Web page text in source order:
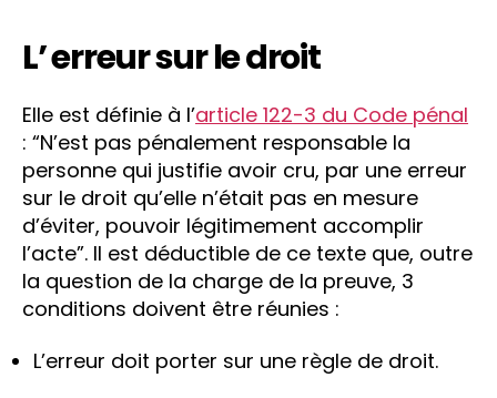
L’ erreur sur le droit
Elle est définie à l’article 122-3 du Code pénal
: “N’est pas pénalement responsable la
personne qui justifie avoir cru, par une erreur
sur le droit qu’elle n’était pas en mesure
d’éviter, pouvoir légitimement accomplir
l’acte”. Il est déductible de ce texte que, outre
la question de la charge de la preuve, 3
conditions doivent être réunies :
L’erreur doit porter sur une règle de droit.